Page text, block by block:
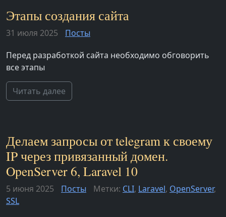
Этапы создания сайта
31 июля 2025
Посты
Перед разработкой сайта необходимо обговорить
все этапы
Читать далее
Делаем запросы от telegram к своему
IP через привязанный домен.
OpenServer 6, Laravel 10
5 июня 2025 Посты Метки: CLI, Laravel, OpenServer,
SSL